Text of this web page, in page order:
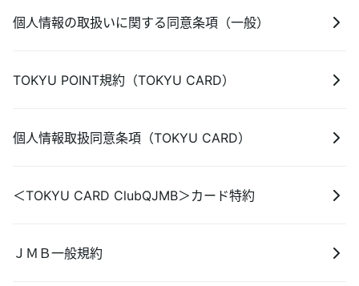
カードをつくる
TOKYU POINTについて
よくあるご質問・お問合せ
個人情報の取扱いに関する同意条項（一般）
TOKYU POINT規約（TOKYU CARD）
個人情報取扱同意条項（TOKYU CARD）
＜TOKYU CARD ClubQJMB＞カード特約
ＪＭＢ一般規約